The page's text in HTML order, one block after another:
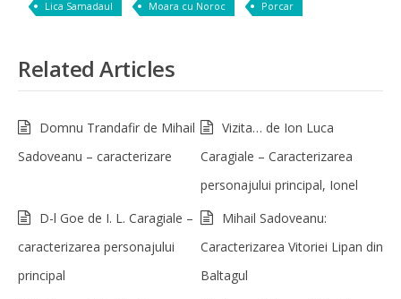
Lica Samadaul
Moara cu Noroc Porcar
Related Articles
Domnu Trandafir de Mihail
Sadoveanu – caracterizare
Vizita… de Ion Luca
Caragiale – Caracterizarea
personajului principal, Ionel
D-l Goe de I. L. Caragiale –
caracterizarea personajului
principal
Mihail Sadoveanu:
Caracterizarea Vitoriei Lipan din
Baltagul